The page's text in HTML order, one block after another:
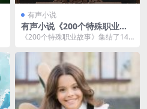
有声小说
有声小说《200个特殊职业故
事》MP3网盘 刑警狱警真实故
《200个特殊职业故事》集结了14
位满足了听众的好...